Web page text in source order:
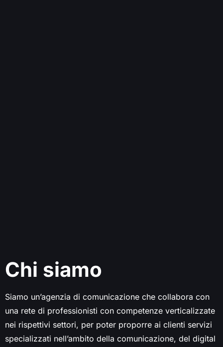
Chi siamo
Siamo un’agenzia di comunicazione che collabora con
una rete di professionisti con competenze verticalizzate
nei rispettivi settori, per poter proporre ai clienti servizi
specializzati nell’ambito della comunicazione, del digital